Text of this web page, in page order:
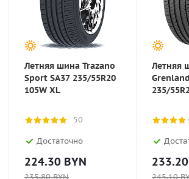
Летняя шина Trazano
Sport SA37 235/55R20
105W XL
50
Достаточно
224.30 BYN
235.80BYN
Летняя
235/
233.20
245.10